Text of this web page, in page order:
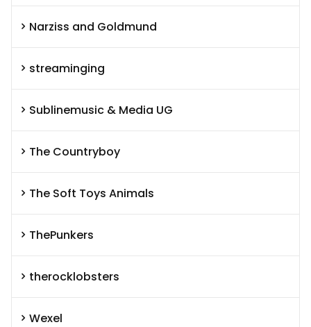
Narziss and Goldmund
streaminging
Sublinemusic & Media UG
The Countryboy
The Soft Toys Animals
ThePunkers
therocklobsters
Wexel